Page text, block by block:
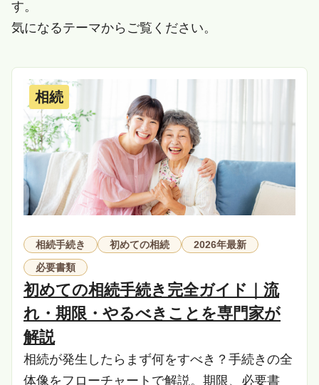
す。
気になるテーマからご覧ください。
相続
相続手続き 初めての相続
2026年最新
必要書類
初めての相続手続き完全ガイド｜流
れ・期限・やるべきことを専門家が
解説
相続が発生したらまず何をすべき？手続きの全
体像をフローチャートで解説。期限、必要書